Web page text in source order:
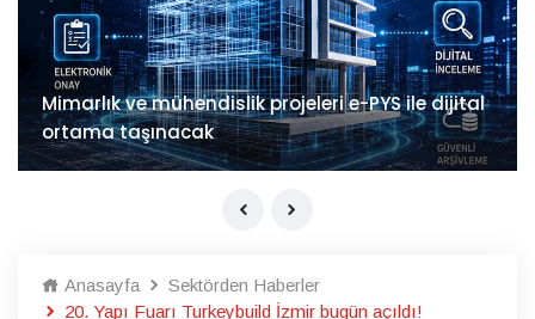
Mimarlık ve mühendislik projeleri e-PYS ile dijital
ortama taşınacak
Anasayfa
Sektörden Haberler
20. Yapı Fuarı Turkeybuild İzmir bugün açıldı!